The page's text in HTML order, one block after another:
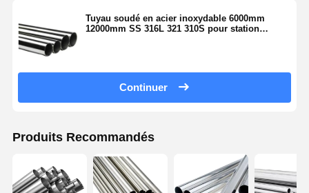
Tuyau soudé en acier inoxydable 6000mm
12000mm SS 316L 321 310S pour station
Continuer
Produits Recommandés